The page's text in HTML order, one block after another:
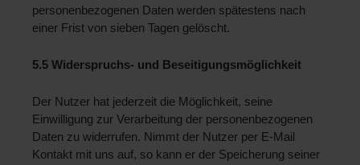
personenbezogenen Daten werden spätestens nach
einer Frist von sieben Tagen gelöscht.
5.5 Widerspruchs- und Beseitigungsmöglichkeit
Der Nutzer hat jederzeit die Möglichkeit, seine
Einwilligung zur Verarbeitung der personenbezogenen
Daten zu widerrufen. Nimmt der Nutzer per E-Mail
Kontakt mit uns auf, so kann er der Speicherung seiner